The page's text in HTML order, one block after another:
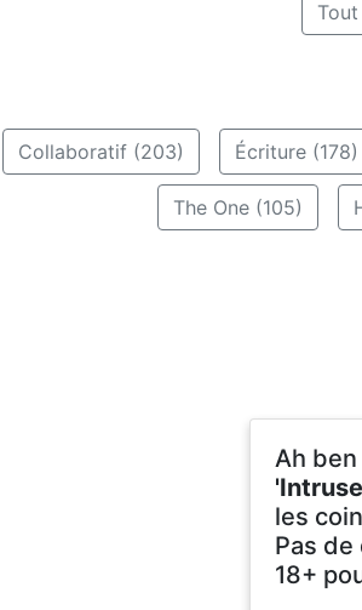
Collaboratif (203) Écriture (178)
The One (105)
Ah
les
Pas
18+